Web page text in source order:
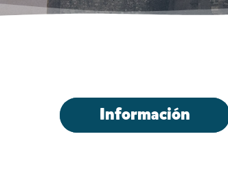
Información